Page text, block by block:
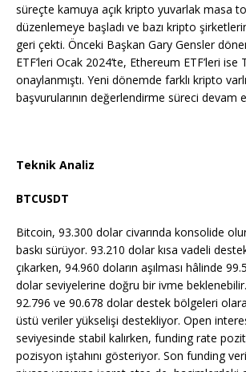
süreçte kamuya açık kripto yuvarlak masa
düzenlemeye başladı ve bazı kripto
geri çekti. Önceki Başkan Gary Gensler
ETF’leri Ocak 2024’te, Ethereum ETF’leri ise
onaylanmıştı. Yeni dönemde farklı kripto
başvurularının değerlendirme süreci devam
Teknik Analiz
BTCUSDT
​​Bitcoin, 93.300 dolar civarında konsolide
baskı sürüyor. 93.210 dolar kısa vadeli
çıkarken, 94.960 doların aşılması hâlinde
dolar seviyelerine doğru bir ivme
92.796 ve 90.678 dolar destek bölgeleri
üstü veriler yükselişi destekliyor. Open
seviyesinde stabil kalırken, funding rate
pozisyon iştahını gösteriyor. Son funding